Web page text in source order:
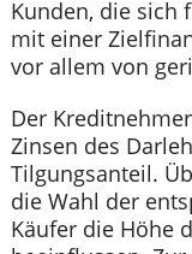
Kunden, die sich
mit einer
vor allem von
Der
Zinsen des
Tilgungsanteil.
die Wahl der
Käufer die Höhe